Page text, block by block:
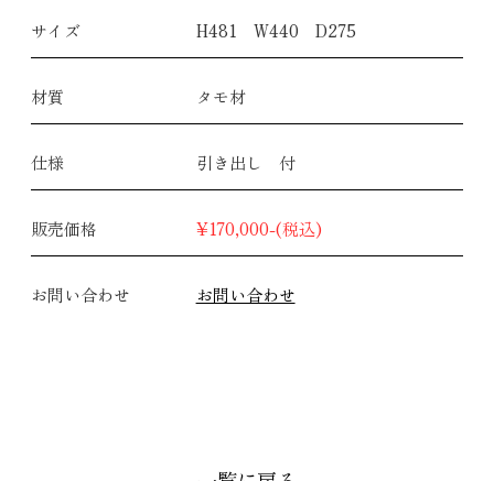
サイズ H481 W440 D275
材質 タモ材
仕様 引き出し 付
販売価格 ¥170,000-(税込)
お問い合わせ お問い合わせ